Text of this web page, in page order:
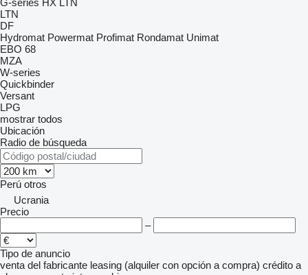
G-series HX LTN
LTN
DF
Hydromat Powermat Profimat Rondamat Unimat
EBO 68
MZA
W-series
Quickbinder
Versant
LPG
mostrar todos
Ubicación
Radio de búsqueda
Perú otros
Ucrania
Precio
–
Tipo de anuncio
venta del fabricante leasing (alquiler con opción a compra) crédito a